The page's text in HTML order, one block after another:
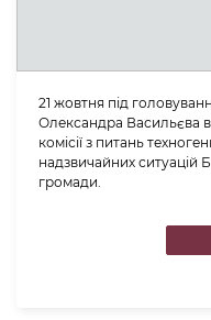
21 жовтня під
Олександра Васильєва
комісії з питань
надзвичайних ситуацій
громади.